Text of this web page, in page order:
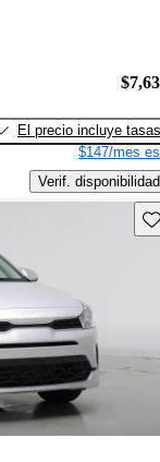
El precio incluye tasas
$147/mes
Verif. disponibilidad